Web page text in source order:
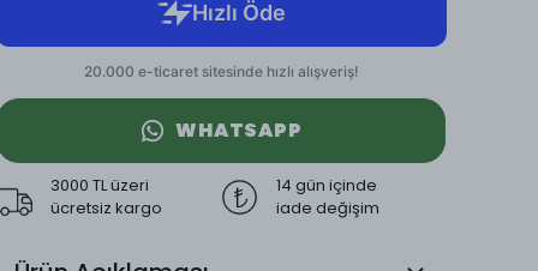
WHATSAPP
3000 TL üzeri
ücretsiz kargo
14 gün içinde
iade değişim